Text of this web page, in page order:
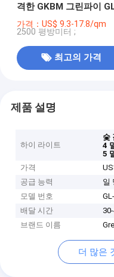
격한 GKBM 그린파이
가격：US$ 9.3-17.8/qm
2500 평방미터 ;
최고의 가격
제품 설명
하이 라이트
숯
4
5
가격
공급 능력
일
모델 번호
배달 시간
브랜드 이름
더 많은